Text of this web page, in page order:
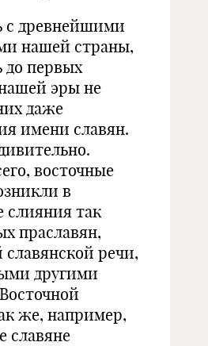
с древнейшими
нашей страны,
первых
эры не
даже
имени славян.
восточные
в
слияния так
праславян,
славянской речи,
другими
же, например,
славяне